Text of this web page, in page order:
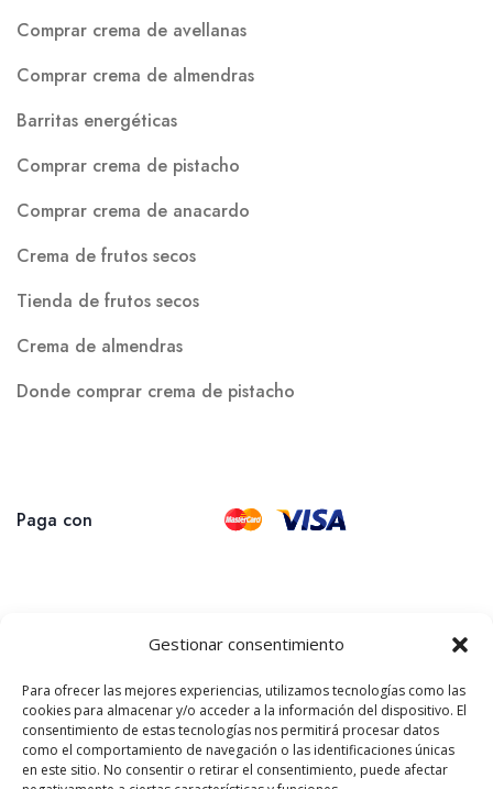
Gestionar consentimiento
Para ofrecer las mejores experiencias, utilizamos tecnologías como las
cookies para almacenar y/o acceder a la información del dispositivo. El
consentimiento de estas tecnologías nos permitirá procesar datos
como el comportamiento de navegación o las identificaciones únicas
en este sitio. No consentir o retirar el consentimiento, puede afectar
Comprar crema de avellanas
Comprar crema de almendras
Barritas energéticas
Comprar crema de pistacho
Comprar crema de anacardo
Crema de frutos secos
Tienda de frutos secos
Crema de almendras
Donde comprar crema de pistacho
Paga con